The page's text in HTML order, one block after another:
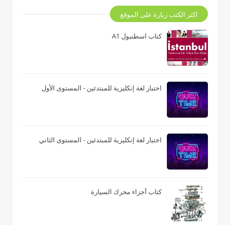
اكثر الكتب زيارة على الموقع
كتاب اسطنبول A1
اختبار لغة إنكليزية للمبتدئين - المستوى الأول
اختبار لغة إنكليزية للمبتدئين - المستوى الثاني
كتاب أجزاء محرك السيارة